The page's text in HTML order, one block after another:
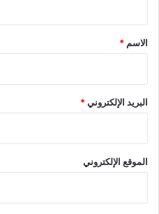
*
الاسم *
البريد الإلكتروني*
الموقع الإلكتروني